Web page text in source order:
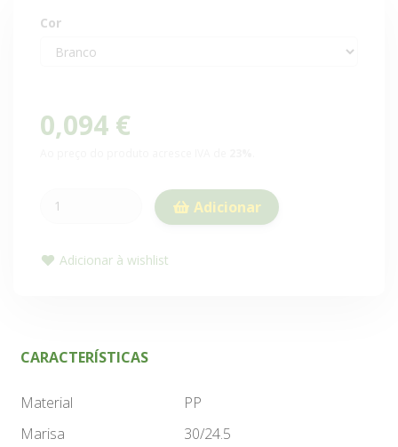
Cor
0,094 €
Adicionar
Adicionar à wishlist
CARACTERÍSTICAS
Material
PP
Marisa
30/24.5